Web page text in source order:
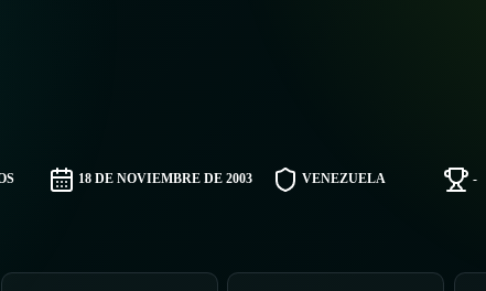
18 DE NOVIEMBRE DE 2003 VENEZUELA -